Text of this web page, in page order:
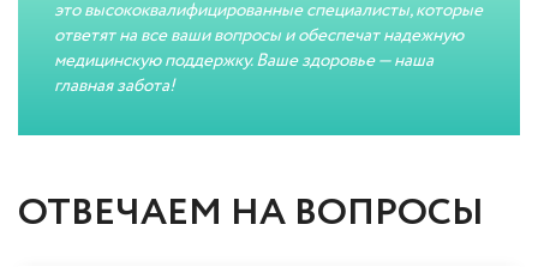
это высококвалифицированные специалисты, которые
ответят на все ваши вопросы и обеспечат надежную
медицинскую поддержку. Ваше здоровье — наша
главная забота!
ОТВЕЧАЕМ НА ВОПРОСЫ